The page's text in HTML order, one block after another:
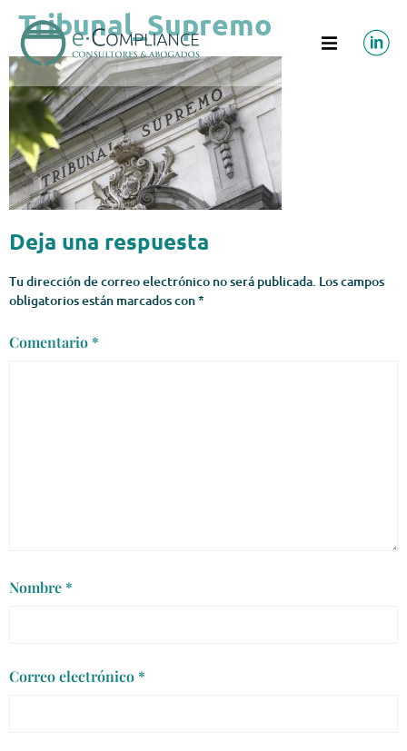
Tribunal_Supremo
Deja una respuesta
Tu dirección de correo electrónico no será publicada. Los campos
obligatorios están marcados con*
Comentario *
Nombre *
Correo electrónico *